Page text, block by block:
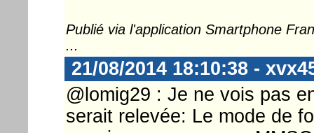
Publié via l'application Smartphone
...
21/08/2014 18:10:38 -
@lomig29 : Je ne vois pas
serait relevée: Le mode de